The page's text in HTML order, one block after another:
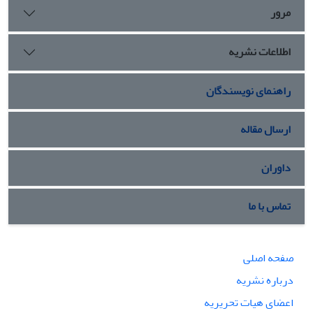
مرور
اطلاعات نشریه
راهنمای نویسندگان
ارسال مقاله
داوران
تماس با ما
صفحه اصلی
درباره نشریه
اعضای هیات تحریریه